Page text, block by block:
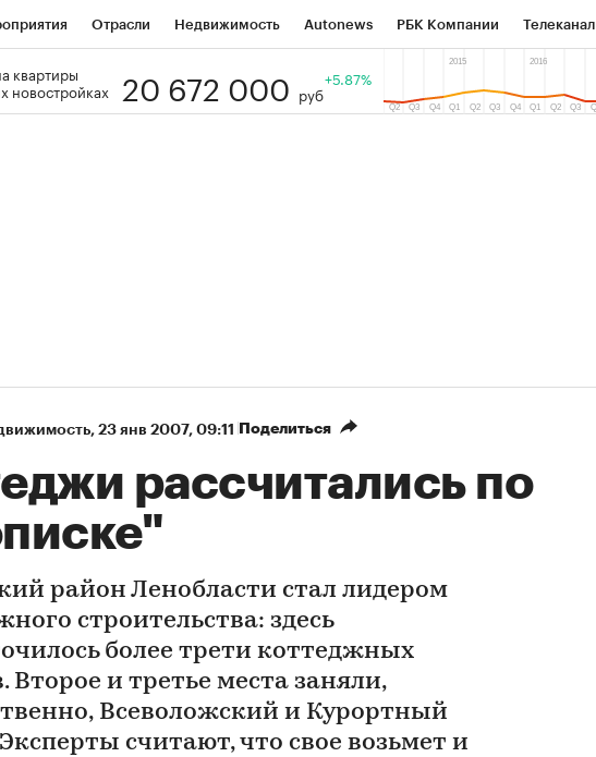
Отрасли Недвижимость Autonews РБК Компании Телеканал
РБК Образование Тренды
квартиры
новостройках
20 672 000 руб
+5.87%
⁠, 23 янв 2007, 09:11 Поделиться
рассчитались по
район Ленобласти стал лидером
строительства: здесь
более трети коттеджных
Второе и третье места заняли,
Всеволожский и Курортный
считают, что свое возьмет и